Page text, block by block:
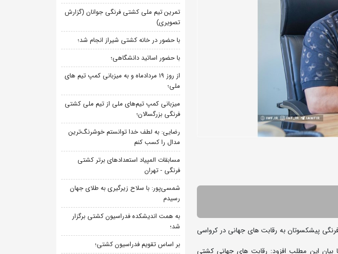
پیشکسوتان به رقابت های جهانی در کرواسی
بیان این مطلب افزود: رقابت های جهانی کشتی
تمرین تیم ملی کشتی فرنگی جوانان (گزارش
تصویری)
با حضور در خانه کشتی شیراز انجام شد؛
با حضور اساتید دانشگاهی؛
از روز 19 مردادماه و به میزبانی کمپ تیم های
ملی؛
میزبانی کمپ تیم‌های ملی از تیم ملی کشتی
فرنگی بزرگسالان؛
رضایی: به لطف خدا توانستم خوشرنگ‌ترین
مدال را کسب کنم
مسابقات المپیاد استعدادهای برتر کشتی
فرنگی - تهران
شمسی‌پور: با سلاح زیرگیری به طلای جهان
رسیدم
به همت اندیشکده فدراسیون کشتی برگزار
شد؛
بر اساس تقویم فدراسیون کشتی؛